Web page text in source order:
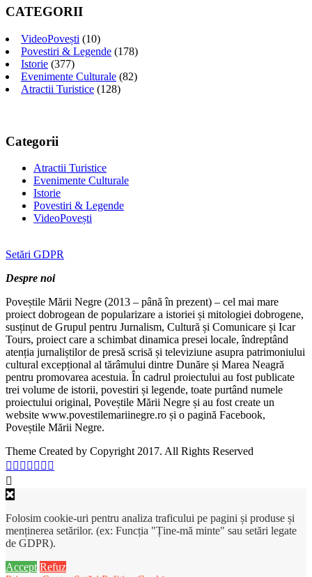
CATEGORII
VideoPovești (10)
Povestiri & Legende (178)
Istorie (377)
Evenimente Culturale (82)
Atractii Turistice (128)
Categorii
Atractii Turistice
Evenimente Culturale
Istorie
Povestiri & Legende
VideoPovești
Setări GDPR
Despre noi
Poveștile Mării Negre (2013 – până în prezent) – cel mai mare
proiect dobrogean de popularizare a istoriei și mitologiei dobrogene,
susținut de Grupul pentru Jurnalism, Cultură și Comunicare și Icar
Tours, proiect care a schimbat dinamica presei locale, îndreptând
atenția jurnaliștilor de presă scrisă și televiziune asupra patrimoniului
cultural excepțional al tărâmului dintre Dunăre și Marea Neagră
pentru promovarea acestuia. În cadrul proiectului au fost publicate
trei volume de istorii, povestiri și legende, toate purtând numele
proiectului original, Poveștile Mării Negre și au fost create un
website www.povestilemariinegre.ro și o pagină Facebook,
Poveștile Mării Negre.
Theme Created by Copyright 2017. All Rights Reserved
Folosim cookie-uri pentru analiza traficului pe pagini și produse și
menținerea setărilor. (ex: Funcția "Ține-mă minte" sau setări legate
de GDPR).
Accept Refuz